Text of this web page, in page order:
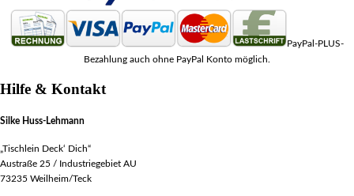
PayPal-PLUS-
Bezahlung auch ohne PayPal Konto möglich.
Hilfe & Kontakt
Silke Huss-Lehmann
„Tischlein Deck‘ Dich“
Austraße 25 / Industriegebiet AU
73235 Weilheim/Teck